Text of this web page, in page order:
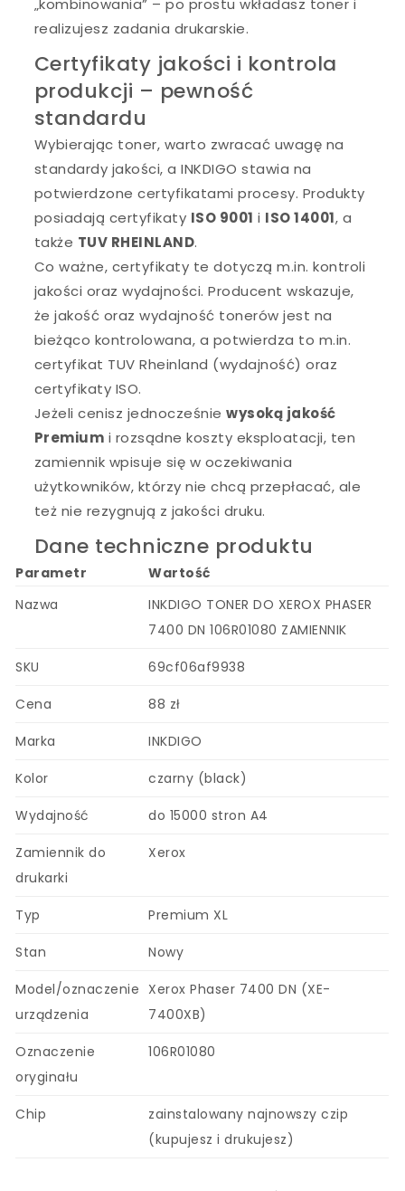
„kombinowania” – po prostu wkładasz toner i
realizujesz zadania drukarskie.
Certyfikaty jakości i kontrola
produkcji – pewność
standardu
Wybierając toner, warto zwracać uwagę na
standardy jakości, a INKDIGO stawia na
potwierdzone certyfikatami procesy. Produkty
posiadają certyfikaty ISO 9001 i ISO 14001, a
także TUV RHEINLAND.
Co ważne, certyfikaty te dotyczą m.in. kontroli
jakości oraz wydajności. Producent wskazuje,
że jakość oraz wydajność tonerów jest na
bieżąco kontrolowana, a potwierdza to m.in.
certyfikat TUV Rheinland (wydajność) oraz
certyfikaty ISO.
Jeżeli cenisz jednocześniewysoką jakość
Premium i rozsądne koszty eksploatacji, ten
zamiennik wpisuje się w oczekiwania
użytkowników, którzy nie chcą przepłacać, ale
też nie rezygnują z jakości druku.
Dane techniczne produktu
Parametr
Wartość
Nazwa
INKDIGO TONER DO XEROX PHASER
7400 DN 106R01080 ZAMIENNIK
SKU 69cf06af9938
Cena 88 zł
Marka INKDIGO
Kolor czarny (black)
Wydajność do 15000 stron A4
Zamiennik do
drukarki
Xerox
Typ Premium XL
Stan Nowy
Model/oznaczenie
urządzenia
Xerox Phaser 7400 DN (XE-
7400XB)
Oznaczenie
oryginału
106R01080
Chip
zainstalowany najnowszy czip
(kupujesz i drukujesz)